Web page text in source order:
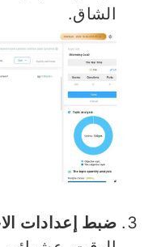
الشاق.
ضبط إعدادات